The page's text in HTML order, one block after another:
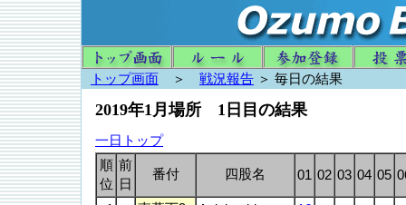
トップ画面 ＞ 戦況報告 ＞ 毎日の結果
2019年1月場所 1日目の結果
一日トップ
順
位
前
日
番付 四股名 01 02 03 04 05